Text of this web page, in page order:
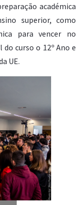
académica
superior, como
para vencer no
curso o 12º Ano e
UE.